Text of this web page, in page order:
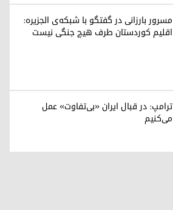
مسرور بارزانی در گفتگو با شبکه‌ی الجزیره:
اقلیم کوردستان طرف هیچ جنگی نیست
ترامپ: در قبال ایران «بی‌تفاوت» عمل
می‌کنیم